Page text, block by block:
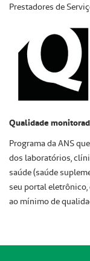
Prestadores de
Qualidade
Programa da ANS
dos laboratórios,
saúde (saúde
seu portal
ao mínimo de